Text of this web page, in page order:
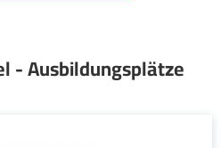
- Ausbildungsplätze